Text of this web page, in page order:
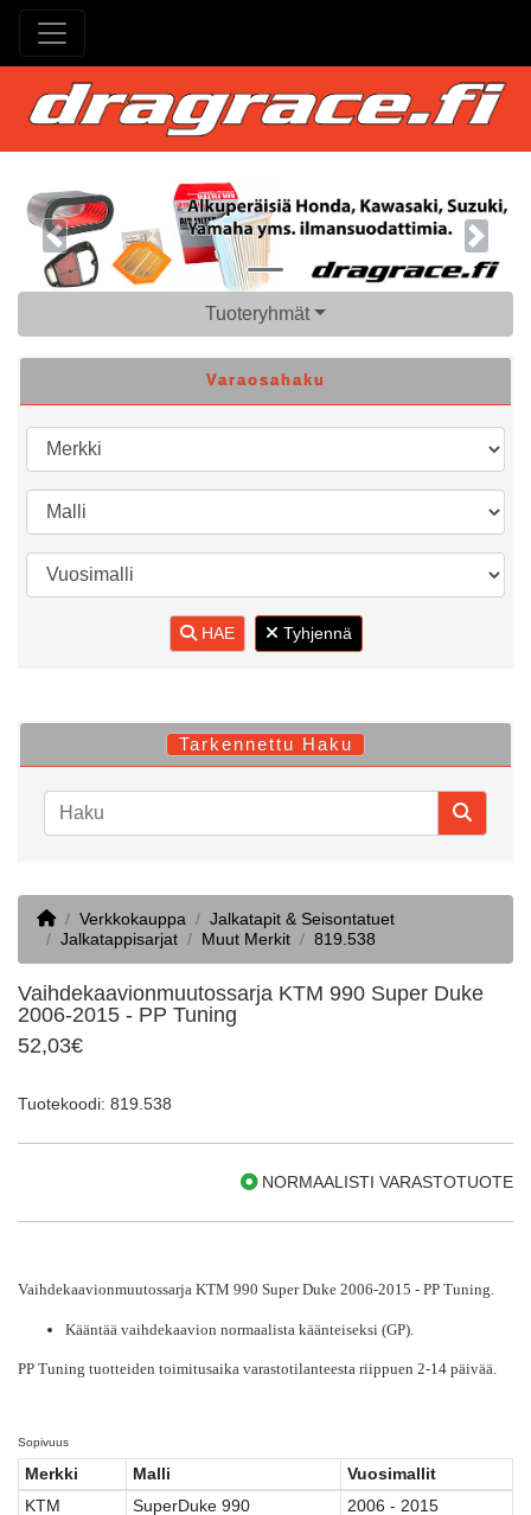
Previous Next
Tuoteryhmät
Varaosahaku
HAE Tyhjennä
Tarkennettu Haku
HomeVerkkokauppa
Jalkatapit & Seisontatuet
Jalkatappisarjat
Muut Merkit 819.538
Vaihdekaavionmuutossarja KTM 990 Super Duke
2006-2015 - PP Tuning
52,03€
Tuotekoodi: 819.538
NORMAALISTI VARASTOTUOTE
Vaihdekaavionmuutossarja KTM 990 Super Duke 2006-2015 - PP Tuning.
Kääntää vaihdekaavion normaalista käänteiseksi (GP).
PP Tuning tuotteiden toimitusaika varastotilanteesta riippuen 2-14 päivää.
Sopivuus
Merkki Malli
Vuosimallit
KTM
SuperDuke 990 2006 - 2015